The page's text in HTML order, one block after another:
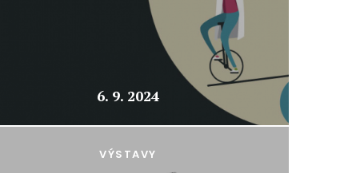
6. 9. 2024
VÝSTAVY